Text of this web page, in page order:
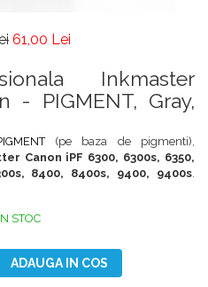
61,00 Lei
Inkmaster
- PIGMENT, Gray,
(pe baza de pigmenti),
Canon iPF 6300, 6300s, 6350,
8400, 8400s, 9400, 9400s.
STOC
ADAUGA IN COS